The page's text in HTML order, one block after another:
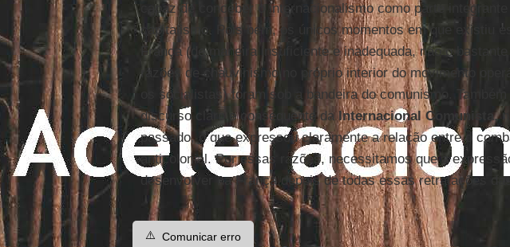
capaz de conceber o internacionalismo como parte
capitalismo. Pois bem, os únicos momentos em que existiu
França (de maneira insuficiente e inadequada, não o
razões de chauvinismo no próprio interior do movimento
os socialistas) foram sob a bandeira do comunismo.
discurso claro e consequente da Internacional Comunista,
passado, o que expressou claramente a relação entre o
anticolonial. Por essas razões, necessitamos que a
desenvolver na França depois de todas essas retratações
⚠️ Comunicar erro